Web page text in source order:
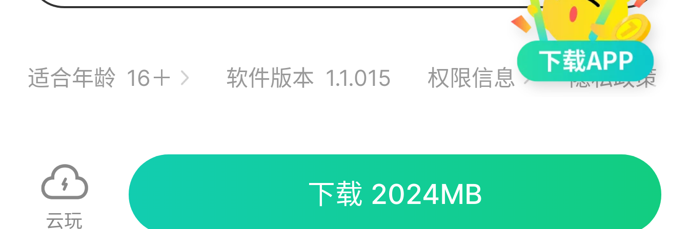
灵儿在不在
后面全是未上线的预约游戏
适合年龄 16＋ 软件版本 1.1.015 权限信息 隐私政策
云玩
下载 2024MB